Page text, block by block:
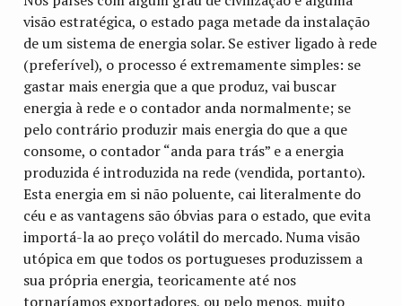
visão estratégica, o estado paga metade da instalação
de um sistema de energia solar. Se estiver ligado à rede
(preferível), o processo é extremamente simples: se
gastar mais energia que a que produz, vai buscar
energia à rede e o contador anda normalmente; se
pelo contrário produzir mais energia do que a que
consome, o contador “anda para trás” e a energia
produzida é introduzida na rede (vendida, portanto).
Esta energia em si não poluente, cai literalmente do
céu e as vantagens são óbvias para o estado, que evita
importá-la ao preço volátil do mercado. Numa visão
utópica em que todos os portugueses produzissem a
sua própria energia, teoricamente até nos
tornaríamos exportadores, ou pelo menos, muito